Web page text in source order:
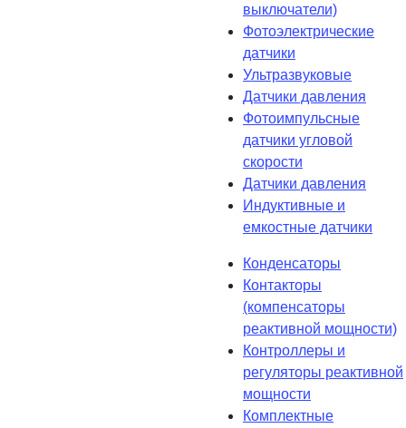
выключатели)
Фотоэлектрические
датчики
Ультразвуковые
Датчики давления
Фотоимпульсные
датчики угловой
скорости
Датчики давления
Индуктивные и
емкостные датчики
Конденсаторы
Контакторы
(компенсаторы
реактивной мощности)
Контроллеры и
регуляторы реактивной
мощности
Комплектные